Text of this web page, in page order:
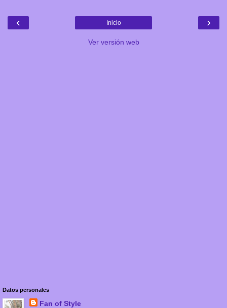
‹ ›
Inicio
Ver versión web
Datos personales
Fan of Style